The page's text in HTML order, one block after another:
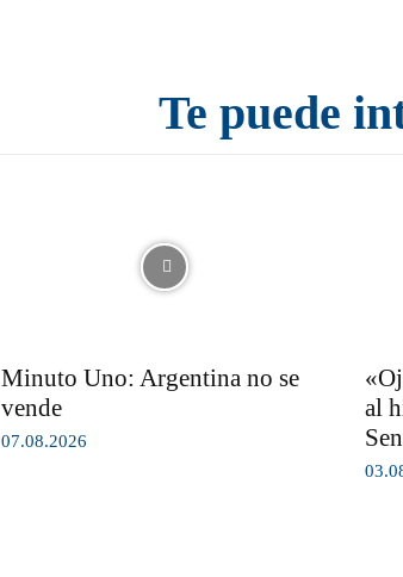
Te puede
Minuto Uno: Argentina no se
vende
07.08.2026
al